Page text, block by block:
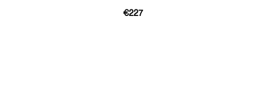
€227